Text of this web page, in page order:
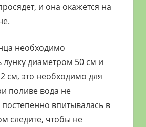
и она окажется на
необходимо
диаметром 50 см и
см, это необходимо для
поливе вода не
постепенно впитывалась в
следите, чтобы не